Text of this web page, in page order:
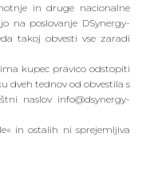
in druge nacionalne
na poslovanje DSynergy-
takoj obvesti vse zaradi
kupec pravico odstopiti
dveh tednov od obvestila s
naslov info@dsynergy-
in ostalih ni sprejemljiva